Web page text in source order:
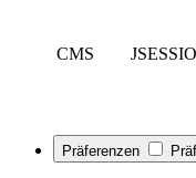
CMS
Präferenzen